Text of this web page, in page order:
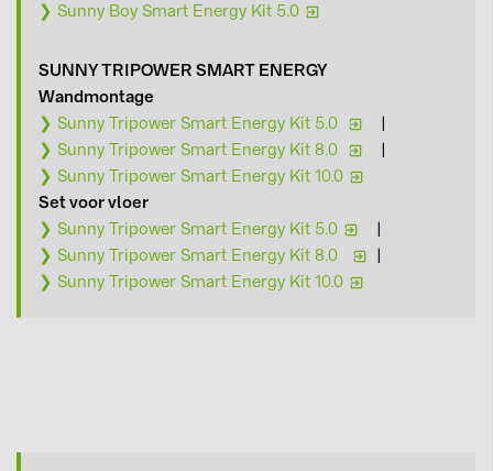
❯ Sunny Boy Smart Energy Kit 5.0
SUNNY TRIPOWER SMART ENERGY
Wandmontage
❯ Sunny Tripower Smart Energy Kit 5.0
|
❯ Sunny Tripower Smart Energy Kit 8.0
|
❯ Sunny Tripower Smart Energy Kit 10.0
Set voor vloer
❯ Sunny Tripower Smart Energy Kit 5.0
|
❯ Sunny Tripower Smart Energy Kit 8.0
|
❯ Sunny Tripower Smart Energy Kit 10.0